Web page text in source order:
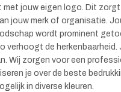
met jouw eigen logo. Dit
jouw merk of organisatie.
wordt prominent
verhoogt de herkenbaarheid.
Wij zorgen voor een
je over de beste
in diverse kleuren.